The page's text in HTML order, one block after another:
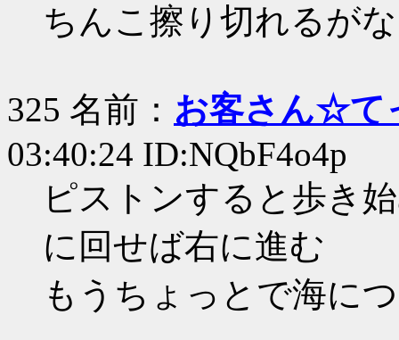
ちんこ擦り切れるがな
325 名前： お客さん☆て
03:40:24 ID:NQbF4o4p
ピストンすると歩き
に回せば右に進む
もうちょっとで海に